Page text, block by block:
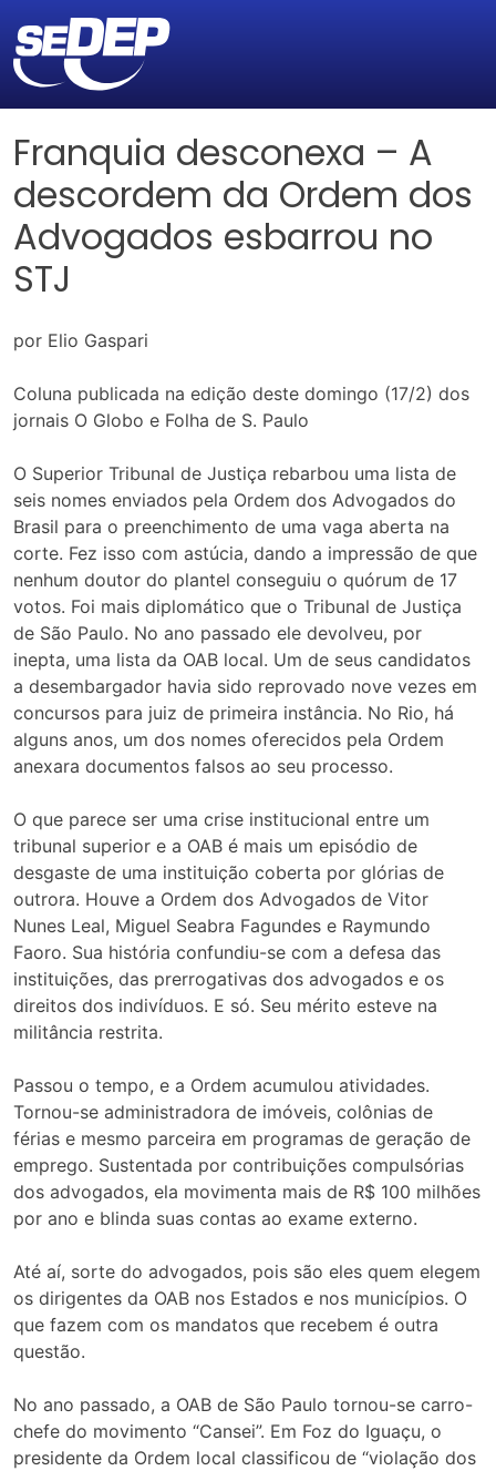
Franquia desconexa – A
descordem da Ordem dos
Advogados esbarrou no
STJ
por Elio Gaspari
Coluna publicada na edição deste domingo (17/2) dos
jornais O Globo e Folha de S. Paulo
O Superior Tribunal de Justiça rebarbou uma lista de
seis nomes enviados pela Ordem dos Advogados do
Brasil para o preenchimento de uma vaga aberta na
corte. Fez isso com astúcia, dando a impressão de que
nenhum doutor do plantel conseguiu o quórum de 17
votos. Foi mais diplomático que o Tribunal de Justiça
de São Paulo. No ano passado ele devolveu, por
inepta, uma lista da OAB local. Um de seus candidatos
a desembargador havia sido reprovado nove vezes em
concursos para juiz de primeira instância. No Rio, há
alguns anos, um dos nomes oferecidos pela Ordem
anexara documentos falsos ao seu processo.
O que parece ser uma crise institucional entre um
tribunal superior e a OAB é mais um episódio de
desgaste de uma instituição coberta por glórias de
outrora. Houve a Ordem dos Advogados de Vitor
Nunes Leal, Miguel Seabra Fagundes e Raymundo
Faoro. Sua história confundiu-se com a defesa das
instituições, das prerrogativas dos advogados e os
direitos dos indivíduos. E só. Seu mérito esteve na
militância restrita.
Passou o tempo, e a Ordem acumulou atividades.
Tornou-se administradora de imóveis, colônias de
férias e mesmo parceira em programas de geração de
emprego. Sustentada por contribuições compulsórias
dos advogados, ela movimenta mais de R$ 100 milhões
por ano e blinda suas contas ao exame externo.
Até aí, sorte do advogados, pois são eles quem elegem
os dirigentes da OAB nos Estados e nos municípios. O
que fazem com os mandatos que recebem é outra
questão.
No ano passado, a OAB de São Paulo tornou-se carro-
chefe do movimento “Cansei”. Em Foz do Iguaçu, o
presidente da Ordem local classificou de “violação dos